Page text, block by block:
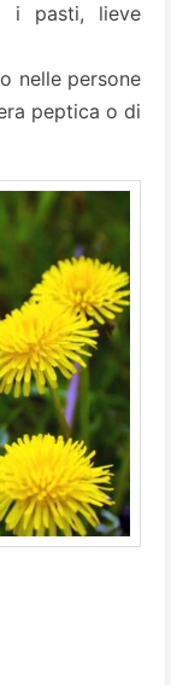
i pasti, lieve
nelle persone
peptica o di